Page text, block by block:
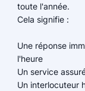
toute l'année.
Cela signifie :
Une réponse
l'heure
Un service
Un interlocuteur